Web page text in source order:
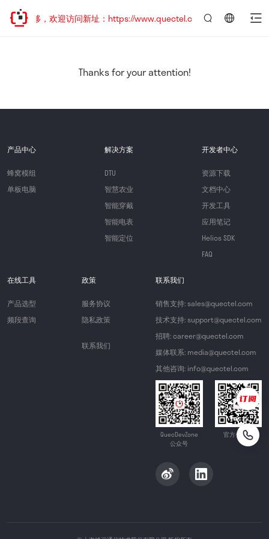
址已迁移，欢迎访问新址：https://www.quectel.com.cn
Thanks for your attention!
产品中心
蜂窝模组
单板电脑
解决方案
DTU
智慧农业
智能穿戴
智能电表
智能定位
开发者中心
资源下载
文档中心
开发工具
应用笔记
Helios SDK
FAQ
在线工具
产品选型
频段查询
政策
服务协议
隐私政策
联系我们
联系我们
销售支持: sales@quectel.com
技术支持: support@quectel.com
招聘: career@quectel.com
媒体联系: media@quectel.com
其他咨询: info@quectel.com
QuecDevZone
公众号
官方公众号